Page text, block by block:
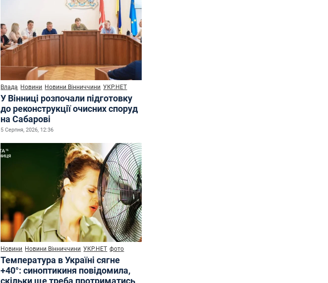
Влада Новини Новини Вінниччини УКР.НЕТ
У Вінниці розпочали підготовку
до реконструкції очисних споруд
на Сабарові
5 Серпня, 2026, 12:36
Новини Новини Вінниччини УКР.НЕТ фото
Температура в Україні сягне
+40°: синоптикиня повідомила,